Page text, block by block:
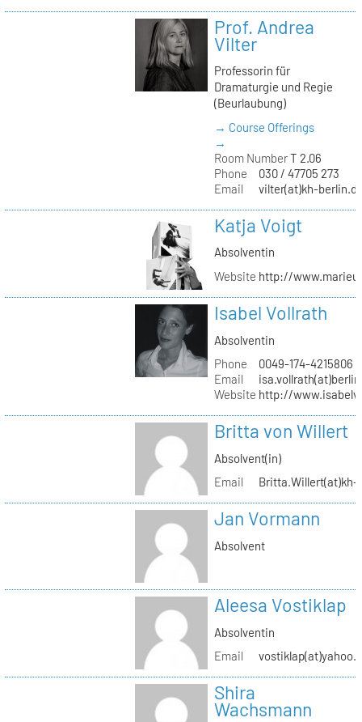
Prof. Andrea
Vilter
Professorin für
Dramaturgie und Regie
(Beurlaubung)
→ Course Offerings
→
Room NumberT 2.06
Phone
030 / 47705 273
Email
vilter(at)kh-
Katja Voigt
Absolventin
Website http://
Isabel Vollrath
Absolventin
Phone
0049-174-4215806
Email
Website http://
Britta von Willert
Absolvent(in)
Email
Britta.Willert(at)kh-
Jan Vormann
Absolvent
Aleesa Vostiklap
Absolventin
Email
Shira
Wachsmann